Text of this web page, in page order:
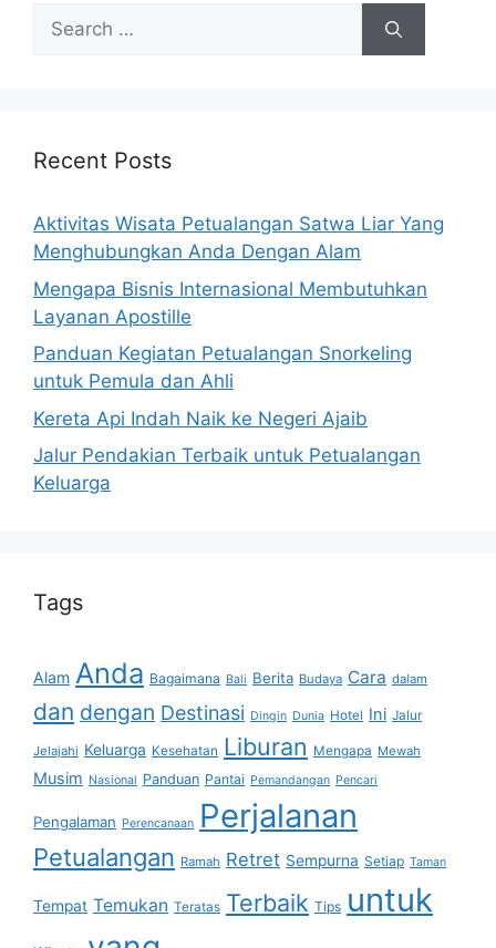
Search
for:
Recent Posts
Aktivitas Wisata Petualangan Satwa Liar Yang
Menghubungkan Anda Dengan Alam
Mengapa Bisnis Internasional Membutuhkan
Layanan Apostille
Panduan Kegiatan Petualangan Snorkeling
untuk Pemula dan Ahli
Kereta Api Indah Naik ke Negeri Ajaib
Jalur Pendakian Terbaik untuk Petualangan
Keluarga
Tags
Alam Anda Bagaimana Bali Berita Budaya Cara dalam
dan dengan Destinasi Dingin Dunia Hotel Ini Jalur
Jelajahi Keluarga Kesehatan Liburan Mengapa Mewah
Musim Nasional Panduan Pantai Pemandangan Pencari
Pengalaman Perencanaan Perjalanan
Petualangan Ramah Retret Sempurna Setiap Taman
Tempat Temukan Teratas Terbaik Tips untuk